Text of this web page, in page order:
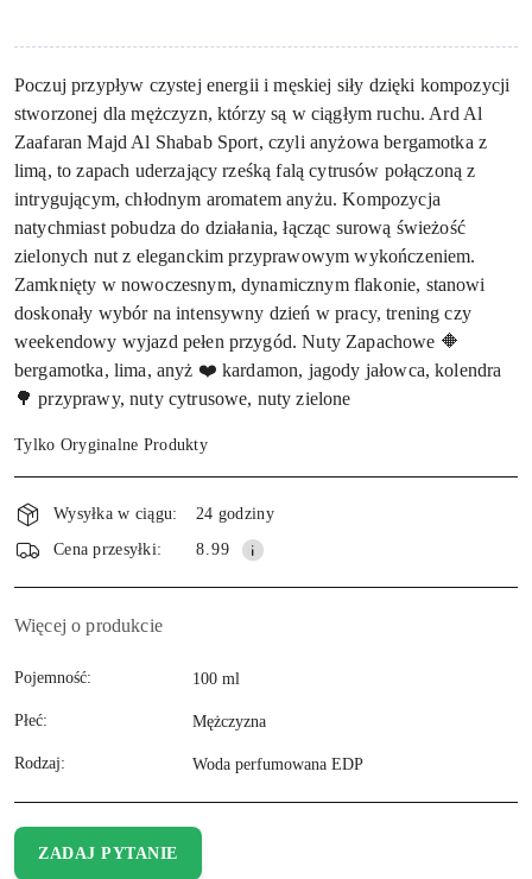
Poczuj przypływ czystej energii i męskiej siły dzięki kompozycji
stworzonej dla mężczyzn, którzy są w ciągłym ruchu. Ard Al
Zaafaran Majd Al Shabab Sport, czyli anyżowa bergamotka z
limą, to zapach uderzający rześką falą cytrusów połączoną z
intrygującym, chłodnym aromatem anyżu. Kompozycja
natychmiast pobudza do działania, łącząc surową świeżość
zielonych nut z eleganckim przyprawowym wykończeniem.
Zamknięty w nowoczesnym, dynamicznym flakonie, stanowi
doskonały wybór na intensywny dzień w pracy, trening czy
weekendowy wyjazd pełen przygód. Nuty Zapachowe 🔶
bergamotka, lima, anyż ❤️ kardamon, jagody jałowca, kolendra
🌳 przyprawy, nuty cytrusowe, nuty zielone
Tylko Oryginalne Produkty
Wysyłka w ciągu:
24 godziny
Cena przesyłki:
8.99
Więcej o produkcie
Pojemność: 100 ml
Płeć: Mężczyzna
Rodzaj: Woda perfumowana EDP
ZADAJ PYTANIE